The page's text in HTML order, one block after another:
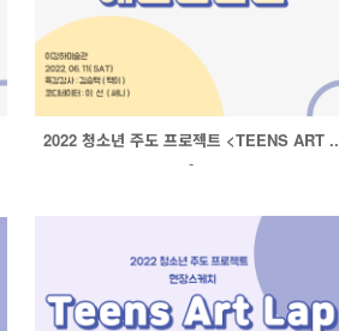
2022 청소년 주도 프로젝트 <TEENS ART ..
-